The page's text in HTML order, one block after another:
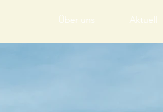
Über uns Aktuell